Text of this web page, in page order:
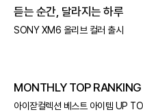
듣는 순간, 달라지는 하루
SONY XM6 올리브 컬러 출시
MONTHLY TOP RANKING
아이잗컬렉션 베스트 아이템 UP